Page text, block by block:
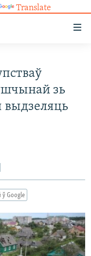
Translate
зь
выдзеляць
ў Google